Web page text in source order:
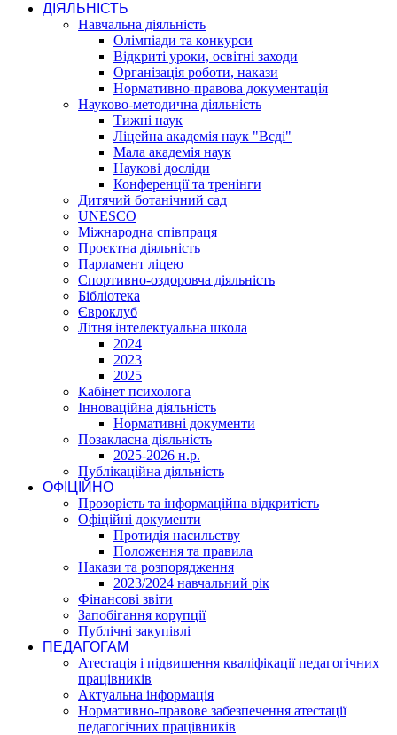
ДІЯЛЬНІСТЬ
Навчальна діяльність
Олімпіади та конкурси
Відкриті уроки, освітні заходи
Організація роботи, накази
Нормативно-правова документація
Науково-методична діяльність
Тижні наук
Ліцейна академія наук "Вєді"
Мала академія наук
Наукові досліди
Конференції та тренінги
Дитячий ботанічний сад
UNESCO
Міжнародна співпраця
Проєктна діяльність
Парламент ліцею
Спортивно-оздоровча діяльність
Бібліотека
Євроклуб
Літня інтелектуальна школа
2024
2023
2025
Кабінет психолога
Інноваційна діяльність
Нормативні документи
Позакласна діяльність
2025-2026 н.р.
Публікаційна діяльність
ОФІЦІЙНО
Прозорість та інформаційна відкритість
Офіційні документи
Протидія насильству
Положення та правила
Накази та розпорядження
2023/2024 навчальний рік
Фінансові звіти
Запобігання корупції
Публічні закупівлі
ПЕДАГОГАМ
Атестація і підвишення кваліфікації педагогічних
працівників
Актуальна інформація
Нормативно-правове забезпечення атестації
педагогічних працівників